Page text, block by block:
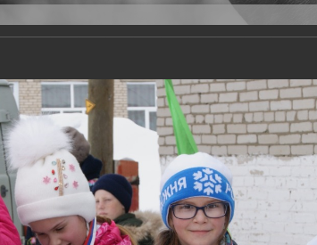
Задать вопрос
Версия для слабовидящих
Деятельность Базы данных